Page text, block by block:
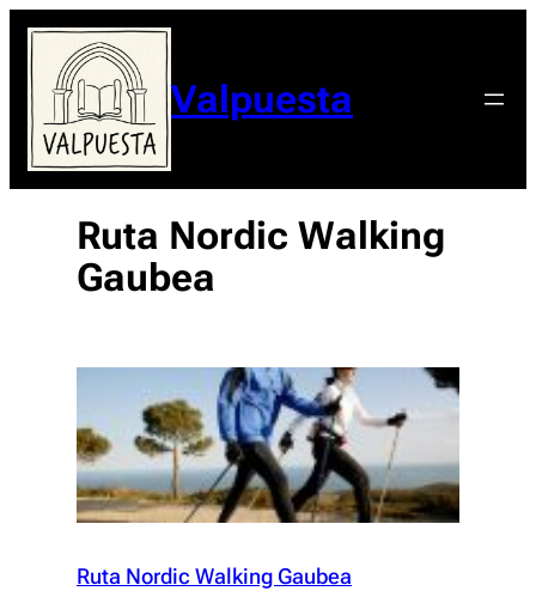
Valpuesta
Ruta Nordic Walking
Gaubea
Ruta Nordic Walking Gaubea